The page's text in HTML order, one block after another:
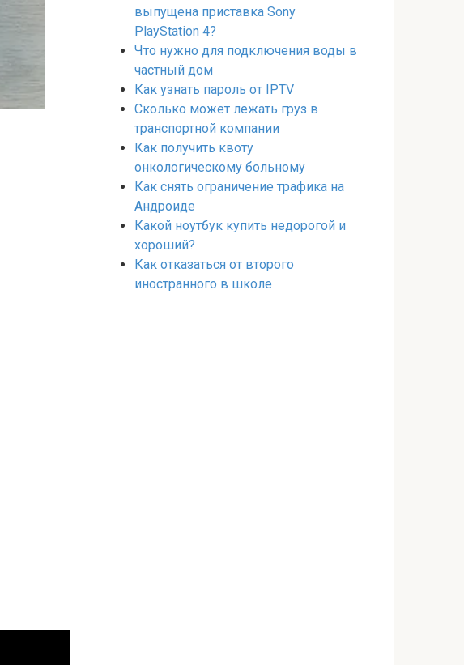
выпущена приставка Sony
PlayStation 4?
Что нужно для подключения воды в
частный дом
Как узнать пароль от IPTV
Сколько может лежать груз в
транспортной компании
Как получить квоту
онкологическому больному
Как снять ограничение трафика на
Андроиде
Какой ноутбук купить недорогой и
хороший?
Как отказаться от второго
иностранного в школе